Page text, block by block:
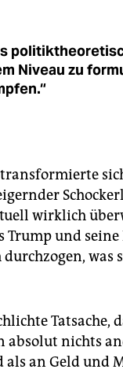
Niveau zu
wirklich
Trump und
was
Tatsache,
absolut nichts
an Geld und